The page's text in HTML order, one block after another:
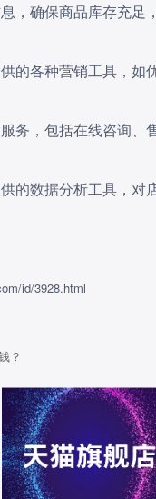
，确保商品库存充足
的各种营销工具，如
务，包括在线咨询、
的数据分析工具，对
id/3928.html
？